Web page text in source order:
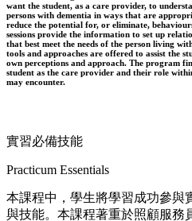
want the student, as a care provider, to
persons with dementia in ways that are
reduce the potential for, or eliminate,
sessions provide the information to set up
that best meet the needs of the person living
tools and approaches are offered to assist the
own perceptions and approach. The program
student as the care provider and their role
may encounter.
實習必備技能
Practicum Essentials
本課程中，學生將學習成功參與
與技能。本課程著重於照顧服務